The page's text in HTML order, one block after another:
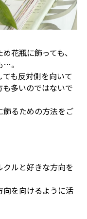
花瓶に飾っても、
…。
ても反対側を向いて
多いのではないで
飾るための方法をご
ルと好きな方向を
を向けるように活